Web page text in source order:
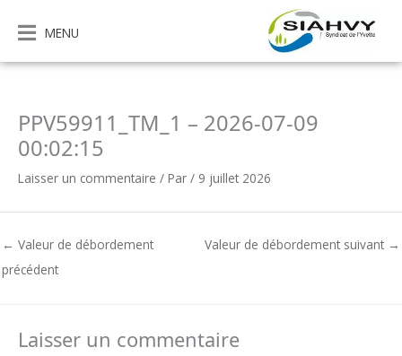
contenu
MENU
PPV59911_TM_1 – 2026-07-09
00:02:15
Laisser un commentaire / Par / 9 juillet 2026
← Valeur de débordement
précédent
Valeur de débordement suivant →
Laisser un commentaire